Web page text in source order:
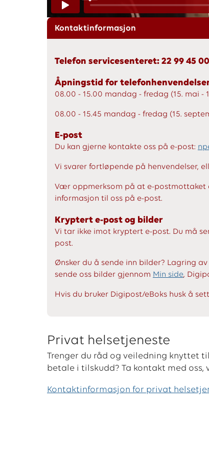
Kontaktinformasjon
Telefon servicesenteret: 22 99 45 00
Åpningstid for
08.00 - 15.00 mandag - fredag (15. mai -
08.00 - 15.45 mandag - fredag (15.
E-post
Du kan gjerne kontakte oss på e-post:
Vi svarer fortløpende på henvendelser,
Vær oppmerksom på at e-postmottaket
informasjon til oss på e-post.
Kryptert e-post og bilder
Vi tar ikke imot kryptert e-post. Du må
post.
Ønsker du å sende inn bilder? Lagring
sende oss bilder gjennom Min side,
Hvis du bruker Digipost/eBoks husk å
Privat helsetjeneste
Trenger du råd og veiledning knyttet
betale i tilskudd? Ta kontakt med oss,
Kontaktinformasjon for privat